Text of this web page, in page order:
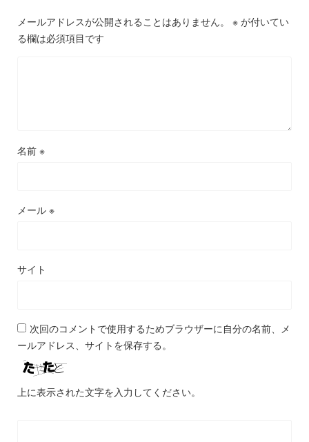
メールアドレスが公開されることはありません。 ※ が付いてい
る欄は必須項目です
名前 ※
メール ※
サイト
次回のコメントで使用するためブラウザーに自分の名前、メ
ールアドレス、サイトを保存する。
上に表示された文字を入力してください。